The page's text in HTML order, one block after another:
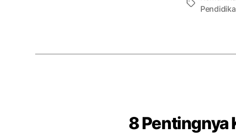
Tags
8 Pentingnya